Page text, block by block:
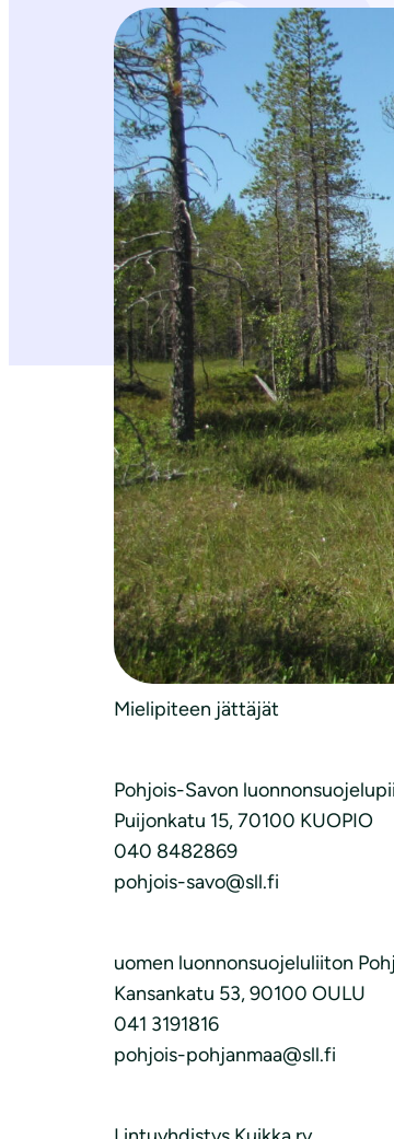
MIELIPIDE PILPANKANKAAN
26.1.2025
kirjaamo@lvv.fi
Mielipiteen jättäjät
Pohjois-Savon
Puijonkatu 15, 70100 KUOPIO
040 8482869
pohjois-savo@sll.fi
uomen luonnonsuojeluliiton
Kansankatu 53, 90100 OULU
041 3191816
pohjois-pohjanmaa@sll.fi